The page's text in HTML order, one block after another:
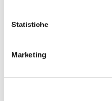
Statistiche
Marketing